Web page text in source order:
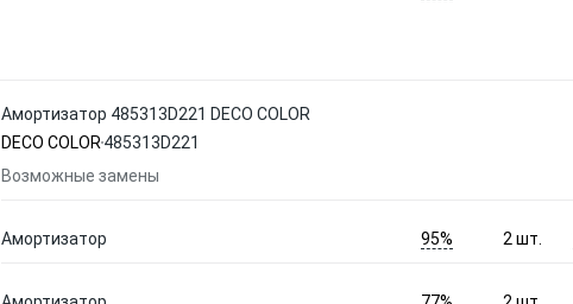
Амортизатор 485313D221 DECO COLOR
DECO COLOR 485313D221
Возможные замены
Амортизатор 95% 2 шт.